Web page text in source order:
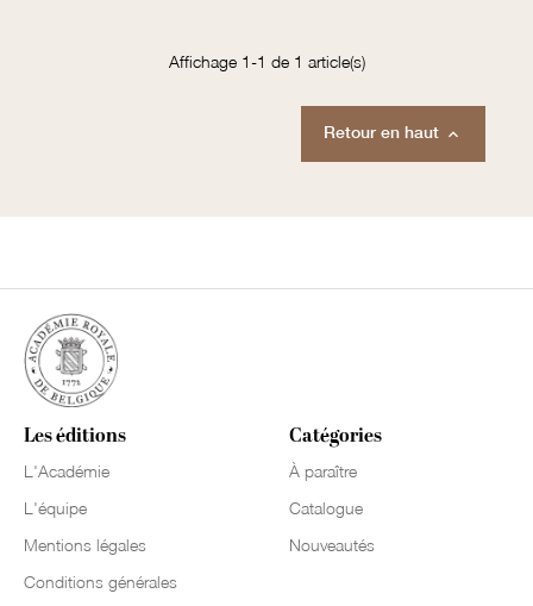
Affichage 1-1 de 1 article(s)
Retour en haut 
Les éditions
L'Académie
L'équipe
Mentions légales
Conditions générales
Catégories
À paraître
Catalogue
Nouveautés